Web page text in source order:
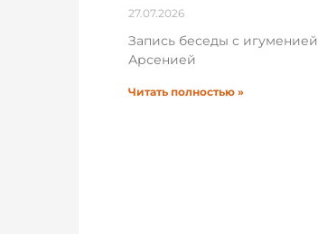
27.07.2026
Запись беседы с игуменией
Арсенией
Читать полностью »